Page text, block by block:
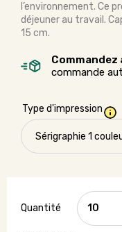
l’environnement. Ce
déjeuner au travail.
15 cm.
Commandez
commande
Type d'impression
quantité
de
Sac